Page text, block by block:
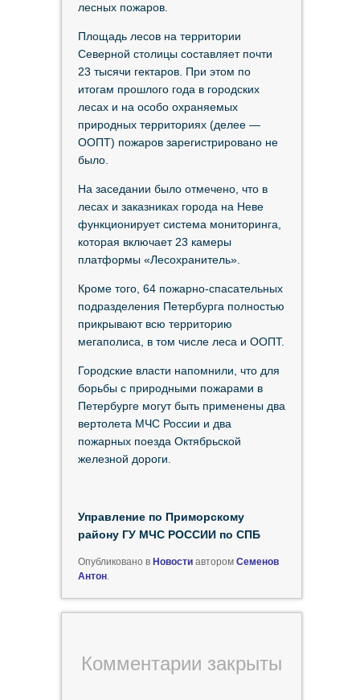
лесных пожаров.
Площадь лесов на территории
Северной столицы составляет почти
23 тысячи гектаров. При этом по
итогам прошлого года в городских
лесах и на особо охраняемых
природных территориях (делее —
ООПТ) пожаров зарегистрировано не
было.
На заседании было отмечено, что в
лесах и заказниках города на Неве
функционирует система мониторинга,
которая включает 23 камеры
платформы «Лесохранитель».
Кроме того, 64 пожарно-спасательных
подразделения Петербурга полностью
прикрывают всю территорию
мегаполиса, в том числе леса и ООПТ.
Городские власти напомнили, что для
борьбы с природными пожарами в
Петербурге могут быть применены два
вертолета МЧС России и два
пожарных поезда Октябрьской
железной дороги.
Управление по Приморскому
району ГУ МЧС РОССИИ по СПБ
Опубликовано в Новостиавтором Семенов
Антон.
Комментарии закрыты